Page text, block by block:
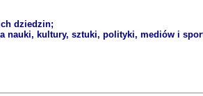
dziedzin;
nauki, kultury, sztuki, polityki, mediów i